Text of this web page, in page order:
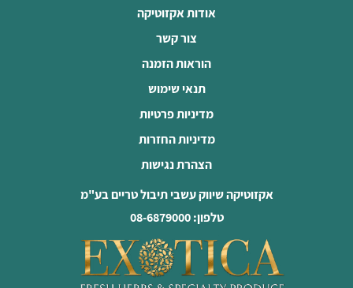
אודות אקזוטיקה
צור קשר
הוראות הזמנה
תנאי שימוש
מדיניות פרטיות
מדיניות החזרות
הצהרת נגישות
אקזוטיקה שיווק עשבי תיבול טריים בע"מ
טלפון: 08-6879000